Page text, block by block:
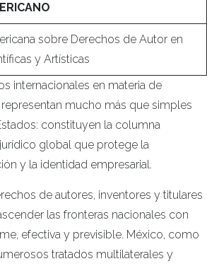
sobre Derechos de Autor en
y Artísticas
internacionales en materia de
mucho más que simples
constituyen la columna
global que protege la
y la identidad empresarial.
de autores, inventores y titulares
las fronteras nacionales con
efectiva y previsible. México, como
tratados multilaterales y